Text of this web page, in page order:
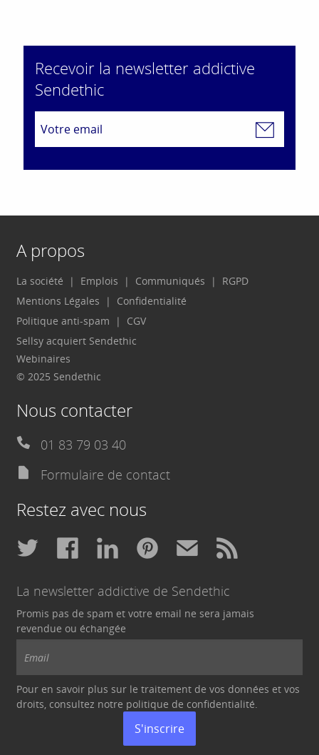
Recevoir la newsletter addictive
Sendethic
A propos
La société Emplois Communiqués
RGPD
Mentions Légales
Confidentialité
Politique anti-spam
CGV
Sellsy acquiert Sendethic
Webinaires
© 2025 Sendethic
Nous contacter
01 83 79 03 40
Formulaire de contact
Restez avec nous
La newsletter addictive de Sendethic
Promis pas de spam et votre email ne sera jamais
revendue ou échangée
Pour en savoir plus sur le traitement de vos données et vos
droits, consultez notre politique de confidentialité.
S'inscrire